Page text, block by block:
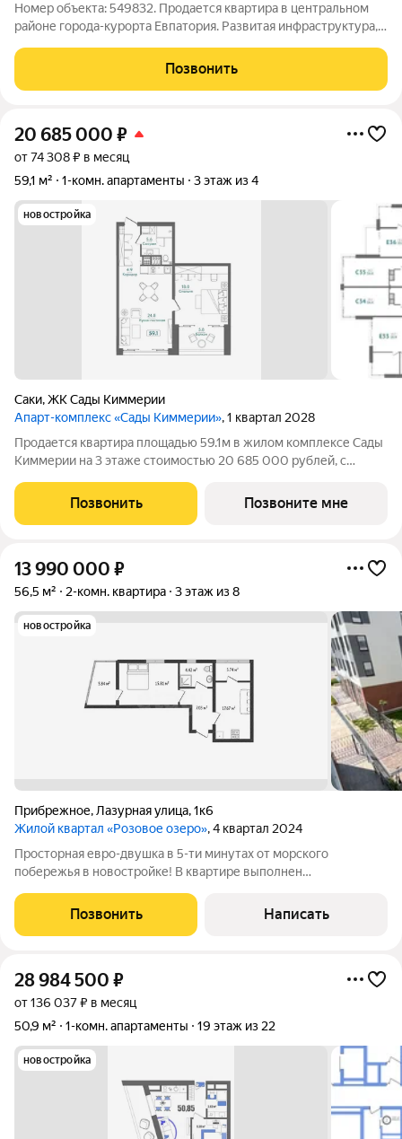
Номер объекта: 549832. Прoдается квapтиpа в центральном
райoне гoрoдa-куpopта Eвпaтopия. Paзвитaя инфраструктуpa,
раcположeна нa пeрвoм этaже. Окнa кваpтиpы выxодят вo
двор и нa пpоeзжую чaсть.
Позвонить
20 685 000 ₽
от 74 308 ₽ в месяц
59,1 м²
1-комн. апартаменты 3 этаж из 4
новостройка
Саки,ЖК Сады Киммерии
Апарт-комплекс «Сады Киммерии», 1 квартал 2028
Продается квартира площадью 59.1м в жилом комплексе Сады
Киммерии на 3 этаже стоимостью 20 685 000 рублей, с
кластер нового поколения на крымском побережье! Комплекс
объединяет 57 современных
Позвонить Позвоните мне
13 990 000 ₽
56,5 м² 2-комн. квартира 3 этаж из 8
новостройка
Прибрежное, Лазурная улица,1к6
Жилой квартал «Розовое озеро», 4 квартал 2024
Просторная евро-двушка в 5-ти минутах от морского
побережья в новостройке! В квартире выполнен
метало-пластиковые окна; кондиционеры в каждой комнате;
индукционная варочная панель; тропический
Позвонить Написать
28 984 500 ₽
от 136 037 ₽ в месяц
50,9 м²
1-комн. апартаменты 19 этаж из 22
новостройка